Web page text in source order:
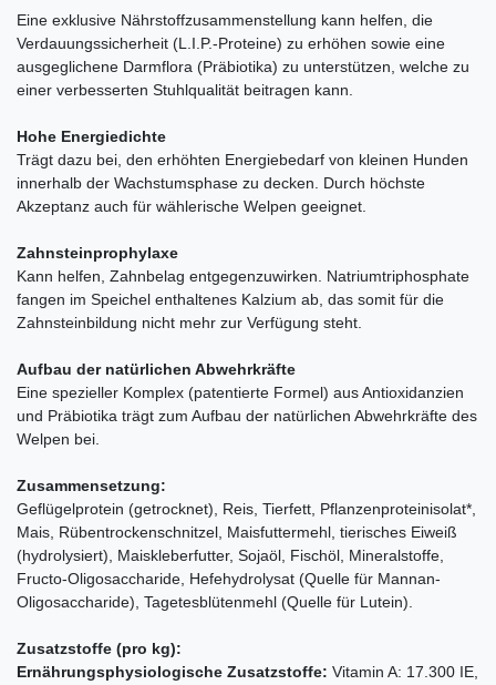
Eine exklusive Nährstoffzusammenstellung kann helfen, die
Verdauungssicherheit (L.I.P.-Proteine) zu erhöhen sowie eine
ausgeglichene Darmflora (Präbiotika) zu unterstützen, welche zu
einer verbesserten Stuhlqualität beitragen kann.
Hohe Energiedichte
Trägt dazu bei, den erhöhten Energiebedarf von kleinen Hunden
innerhalb der Wachstumsphase zu decken. Durch höchste
Akzeptanz auch für wählerische Welpen geeignet.
Zahnsteinprophylaxe
Kann helfen, Zahnbelag entgegenzuwirken. Natriumtriphosphate
fangen im Speichel enthaltenes Kalzium ab, das somit für die
Zahnsteinbildung nicht mehr zur Verfügung steht.
Aufbau der natürlichen Abwehrkräfte
Eine spezieller Komplex (patentierte Formel) aus Antioxidanzien
und Präbiotika trägt zum Aufbau der natürlichen Abwehrkräfte des
Welpen bei.
Zusammensetzung:
Geflügelprotein (getrocknet), Reis, Tierfett, Pflanzenproteinisolat*,
Mais, Rübentrockenschnitzel, Maisfuttermehl, tierisches Eiweiß
(hydrolysiert), Maiskleberfutter, Sojaöl, Fischöl, Mineralstoffe,
Fructo-Oligosaccharide, Hefehydrolysat (Quelle für Mannan-
Oligosaccharide), Tagetesblütenmehl (Quelle für Lutein).
Zusatzstoffe (pro kg):
Ernährungsphysiologische Zusatzstoffe: Vitamin A: 17.300 IE,